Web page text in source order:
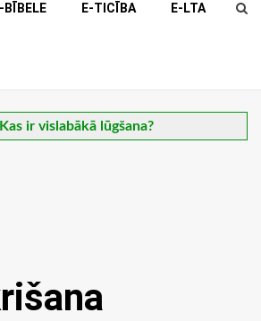
BĪBELE E-TICĪBA E-LTA
ir vislabākā lūgšana?